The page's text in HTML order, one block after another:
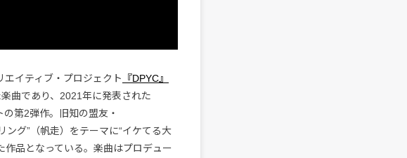
イティブ・プロジェクト
『DPYC』
曲であり、2021年に発表された
第2弾作。旧知の盟友・
ング”（帆走）をテーマに“イケてる大
作品となっている。楽曲はプロデュー